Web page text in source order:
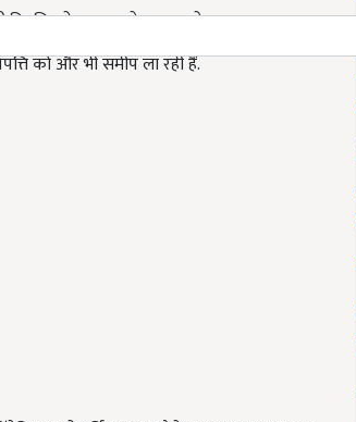
विपत्ति को समय रहते पहचान ले.
को और भी समीप ला रही हैं.